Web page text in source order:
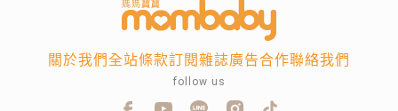
關於我們全站條款訂閱雜誌廣告合作聯絡我們
follow us